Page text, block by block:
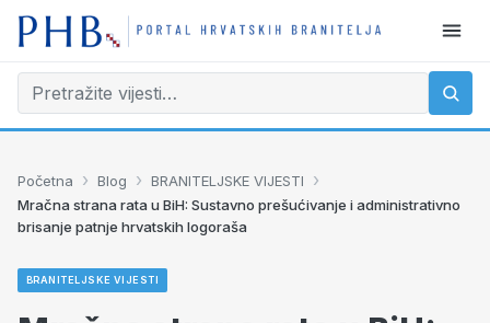
Početna › Blog › BRANITELJSKE VIJESTI ›
Mračna strana rata u BiH: Sustavno prešućivanje i administrativno
brisanje patnje hrvatskih logoraša
BRANITELJSKE VIJESTI